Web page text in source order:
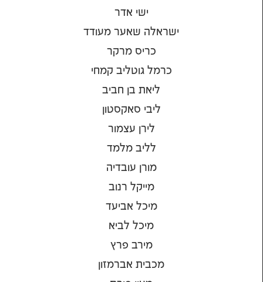
ישי אדר
ישראלה שאער מעודד
כריס מרקר
כרמל גוטליב קמחי
ליאת בן חביב
ליבי סאקסטון
לירן עצמור
לליב מלמד
מורן עובדיה
מייקל רנוב
מיכל אביעד
מיכל לביא
מירב פרץ
מכבית אברמזון